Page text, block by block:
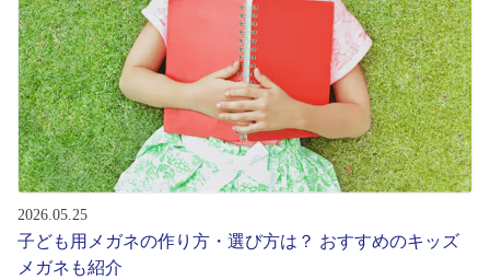
レンズ
サングラス
補聴器
コンタクトレンズ
2026.05.25
子ども用メガネの作り方・選び方は？ おすすめのキッズ
メガネも紹介